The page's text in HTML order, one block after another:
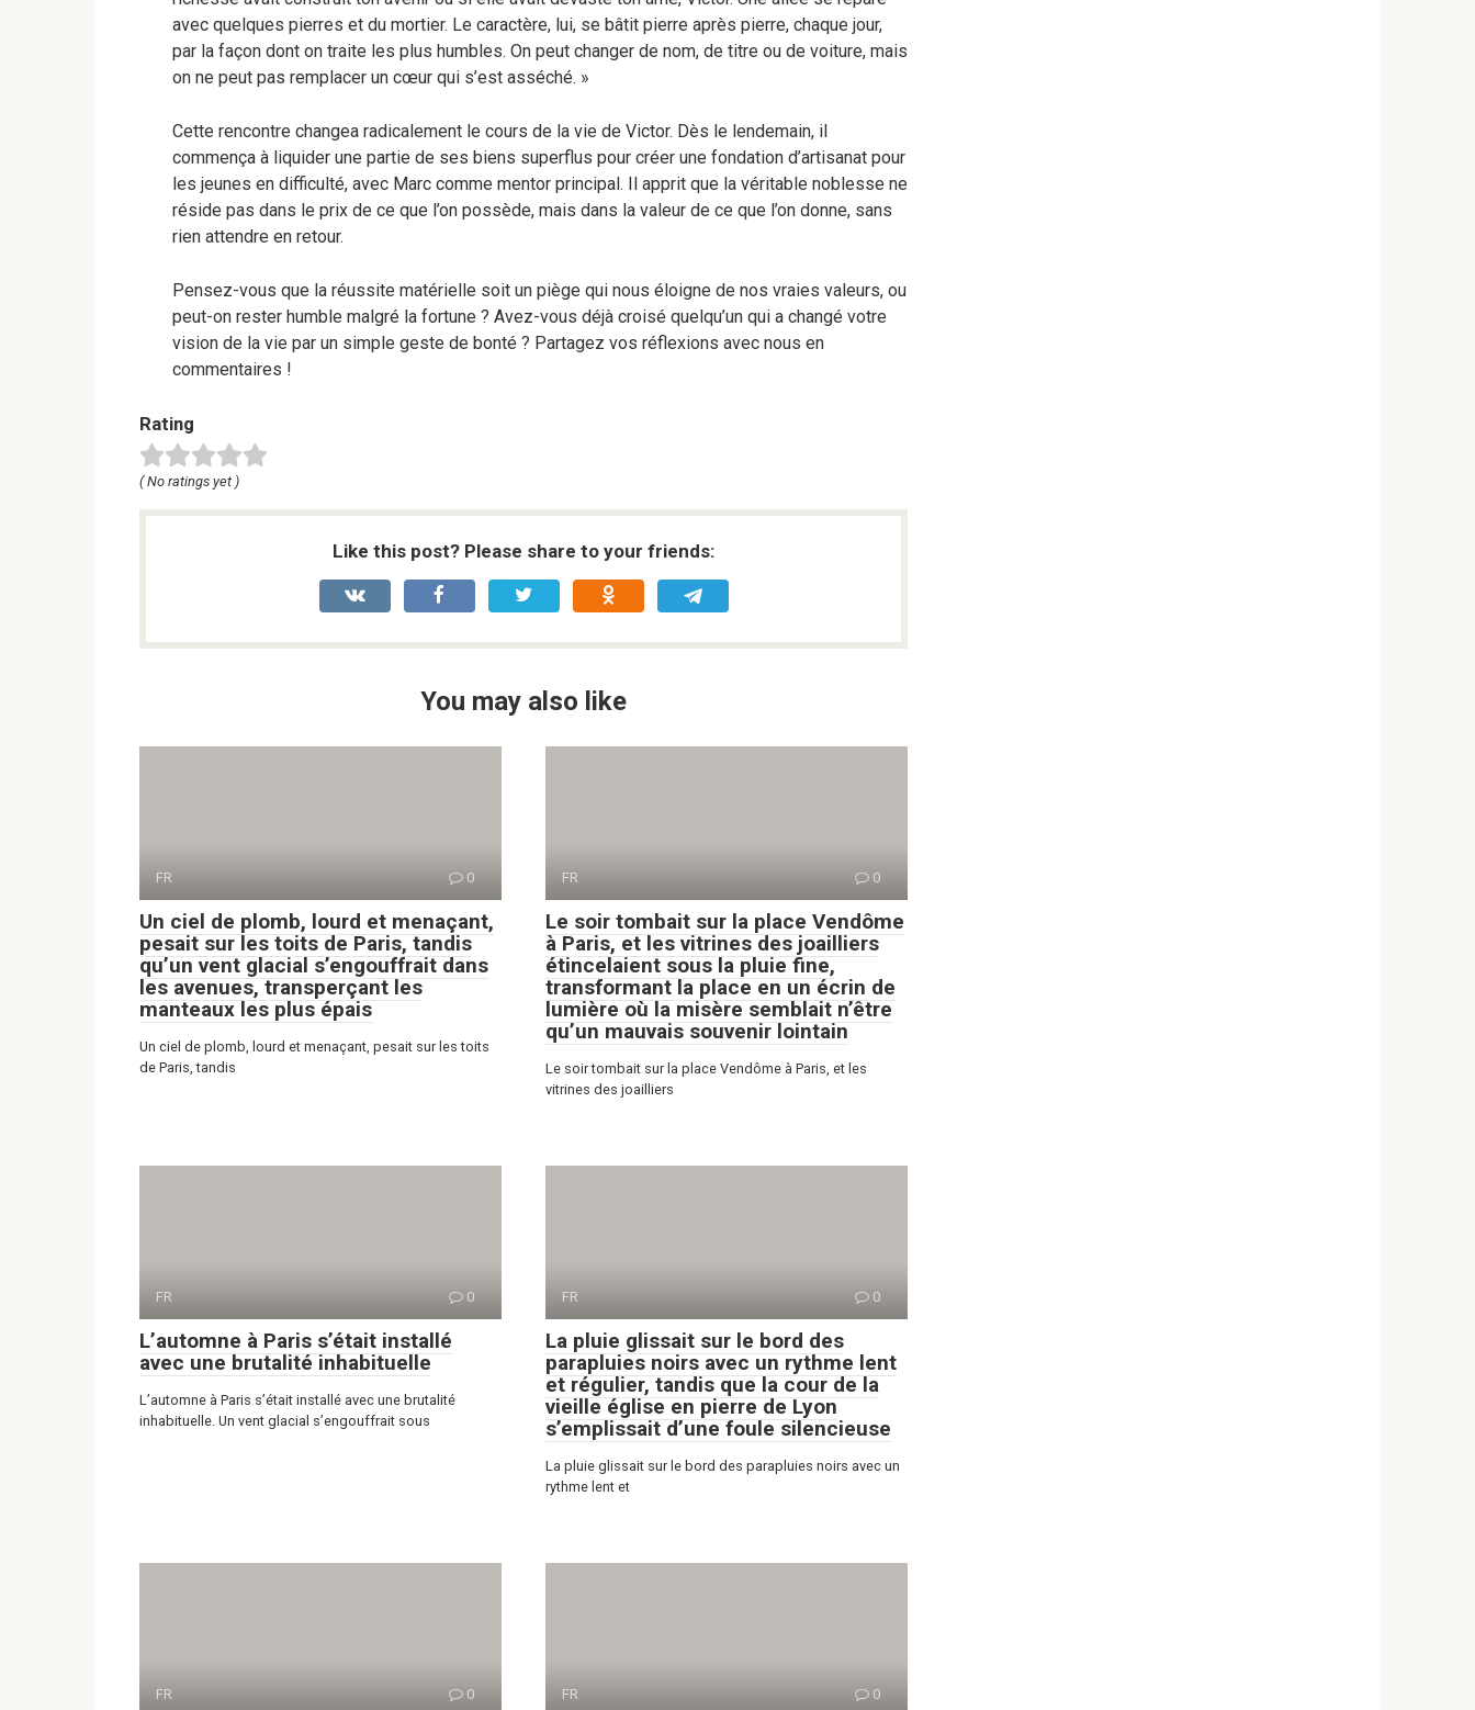
avec quelques pierres et du mortier. Le caractère, lui, se bâtit pierre après pierre, chaque jour,
par la façon dont on traite les plus humbles. On peut changer de nom, de titre ou de voiture, mais
on ne peut pas remplacer un cœur qui s’est asséché. »
Cette rencontre changea radicalement le cours de la vie de Victor. Dès le lendemain, il
commença à liquider une partie de ses biens superflus pour créer une fondation d’artisanat pour
les jeunes en difficulté, avec Marc comme mentor principal. Il apprit que la véritable noblesse ne
réside pas dans le prix de ce que l’on possède, mais dans la valeur de ce que l’on donne, sans
rien attendre en retour.
Pensez-vous que la réussite matérielle soit un piège qui nous éloigne de nos vraies valeurs, ou
peut-on rester humble malgré la fortune ? Avez-vous déjà croisé quelqu’un qui a changé votre
vision de la vie par un simple geste de bonté ? Partagez vos réflexions avec nous en
commentaires !
Rating
( No ratings yet )
Like this post? Please share to your friends:
You may also like
FR 0
Un ciel de plomb, lourd et menaçant,
pesait sur les toits de Paris, tandis
qu’un vent glacial s’engouffrait dans
les avenues, transperçant les
manteaux les plus épais
Un ciel de plomb, lourd et menaçant, pesait sur les toits
de Paris, tandis
FR 0
Le soir tombait sur la place Vendôme
à Paris, et les vitrines des joailliers
étincelaient sous la pluie fine,
transformant la place en un écrin de
lumière où la misère semblait n’être
qu’un mauvais souvenir lointain
Le soir tombait sur la place Vendôme à Paris, et les
vitrines des joailliers
FR 0
L’automne à Paris s’était installé
avec une brutalité inhabituelle
L’automne à Paris s’était installé avec une brutalité
inhabituelle. Un vent glacial s’engouffrait sous
FR 0
La pluie glissait sur le bord des
parapluies noirs avec un rythme lent
et régulier, tandis que la cour de la
vieille église en pierre de Lyon
s’emplissait d’une foule silencieuse
La pluie glissait sur le bord des parapluies noirs avec un
rythme lent et
FR 0 FR 0